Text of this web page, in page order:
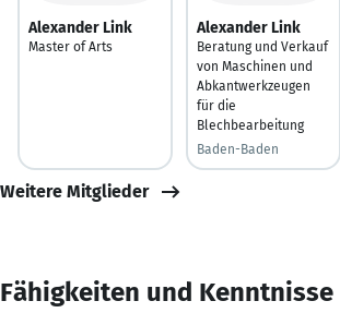
Alexander Link
Master of Arts
Alexander Link
Beratung und Verkauf
von Maschinen und
Abkantwerkzeugen
für die
Blechbearbeitung
Baden-Baden
Weitere Mitglieder
Fähigkeiten und Kenntnisse